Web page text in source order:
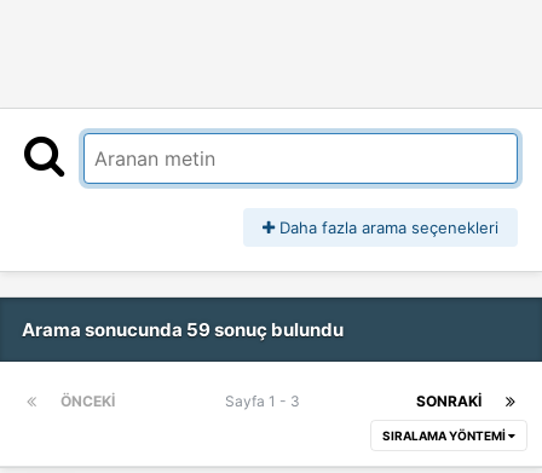
Daha fazla arama seçenekleri
Arama sonucunda 59 sonuç bulundu
ÖNCEKI SONRAKI
Sayfa 1 - 3
SIRALAMA YÖNTEMI